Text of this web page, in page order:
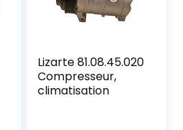
Lizarte 81.08.45.020
Compresseur,
climatisation